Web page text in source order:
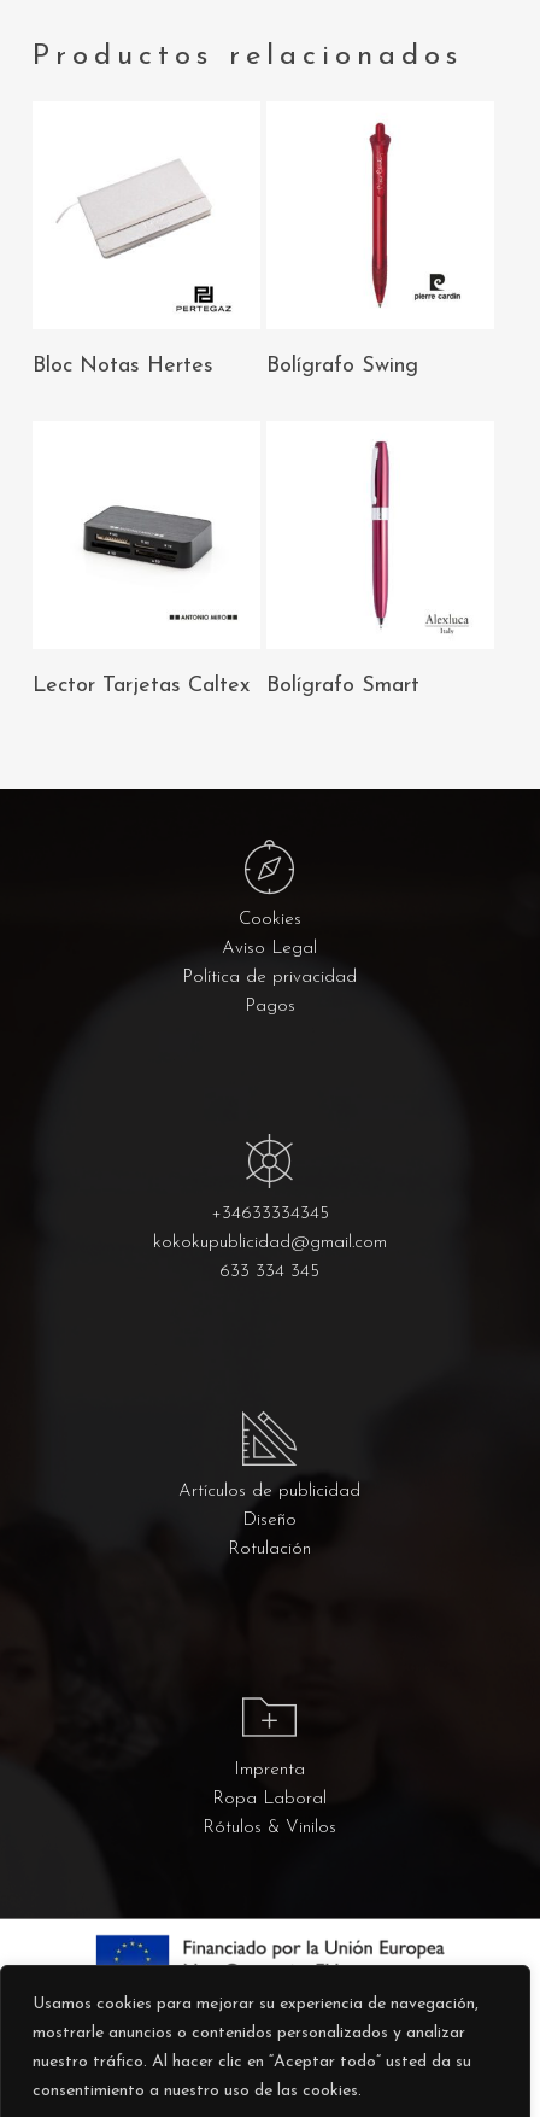
Usamos cookies para mejorar su experiencia de navegación,
mostrarle anuncios o contenidos personalizados y analizar
nuestro tráfico. Al hacer clic en “Aceptar todo” usted da su
consentimiento a nuestro uso de las cookies.
Productos relacionados
AÑADIR AL
Bloc Notas Hertes
AÑADIR AL
CARRITO
Bolígrafo Swing
AÑADIR AL
Lector Tarjetas Caltex
AÑADIR AL
Bolígrafo Smart
Cookies
Aviso Legal
Política de privacidad
Pagos
+34633334345
kokokupublicidad@gmail.com
633 334 345
Artículos de publicidad
Diseño
Rotulación
Imprenta
Ropa Laboral
Rótulos & Vinilos